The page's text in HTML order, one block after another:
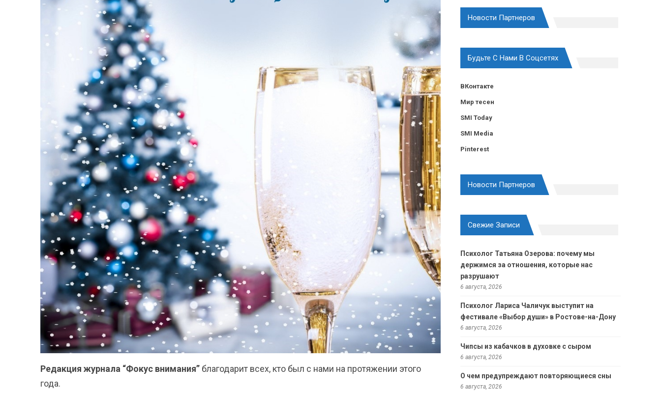
Редакция журнала “Фокус внимания” благодарит всех, кто был с нами на протяжении этого
года.
Новости Партнеров
Будьте С Нами В Соцсетях
ВКонтакте
Мир тесен
SMI Today
SMI Media
Pinterest
Новости Партнеров
Свежие Записи
Психолог Татьяна Озерова: почему мы
держимся за отношения, которые нас
разрушают
6 августа, 2026
Психолог Лариса Чаличук выступит на
фестивале «Выбор души» в Ростове-на-Дону
6 августа, 2026
Чипсы из кабачков в духовке с сыром
6 августа, 2026
О чем предупреждают повторяющиеся сны
6 августа, 2026